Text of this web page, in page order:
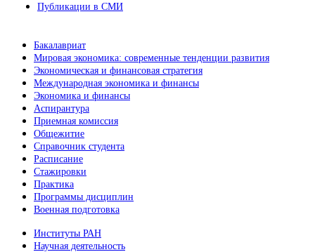
Публикации в СМИ
Бакалавриат
Мировая экономика: современные тенденции развития
Экономическая и финансовая стратегия
Международная экономика и финансы
Экономика и финансы
Аспирантура
Приемная комиссия
Общежитие
Справочник студента
Расписание
Стажировки
Практика
Программы дисциплин
Военная подготовка
Институты РАН
Научная деятельность